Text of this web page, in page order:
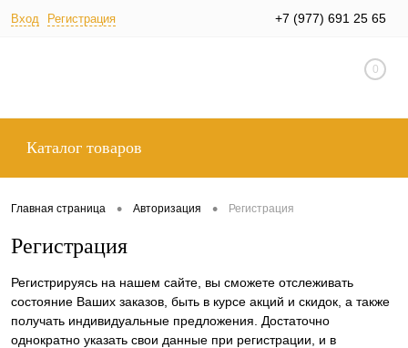
Вход Регистрация +7 (977) 691 25 65
0
Каталог товаров
Главная страница • Авторизация • Регистрация
Регистрация
Регистрируясь на нашем сайте, вы сможете отслеживать
состояние Ваших заказов, быть в курсе акций и скидок, а также
получать индивидуальные предложения. Достаточно
однократно указать свои данные при регистрации, и в